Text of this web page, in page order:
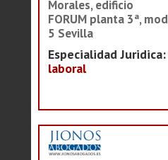
Morales, edificio
FORUM planta 3ª, mod
5 Sevilla
Especialidad Juridica:
laboral